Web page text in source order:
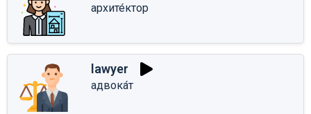
архите́ктор
lawyer
адвока́т